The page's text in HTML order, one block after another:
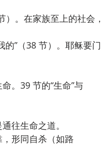
。在家族至上的社会，
”（38 节）。耶稣要门
。39 节的“生命”与
往生命之道。
形同自杀（如路